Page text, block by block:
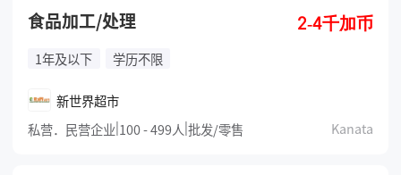
食品加工/处理
2-4千加币
1年及以下
学历不限
新世界超市
私营．民营企业|100 - 499人|批发/零售 Kanata